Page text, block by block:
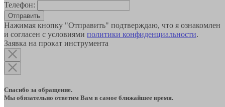
Телефон:
Отправить
Нажимая кнопку "Отправить" подтверждаю, что я ознакомлен
и согласен с условиями политики конфиденциальности.
Заявка на прокат инструмента
Спасибо за обращение.
Мы обязательно ответим Вам в самое ближайшее время.